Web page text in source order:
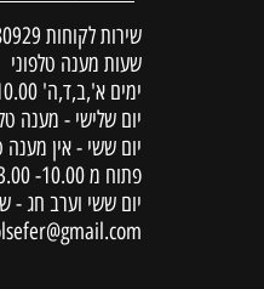
שירות לקוחות
שעות מענה טלפוני
ימים א',ב,ד,ה' 10.00 -18.00
יום שלישי - מענה
יום ששי - אין מענה
פתוח מ 10.00- 13.00
יום ששי וערב חג -